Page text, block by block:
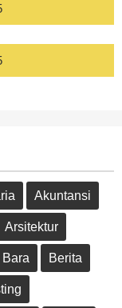
Akuntansi
Arsitektur
Bara Berita